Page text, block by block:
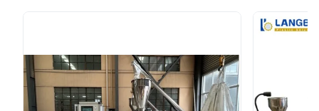
ー構成特徴および性能。それらはあります 高いmalecular
理および化学produtsで広く、特に使用されて。 PPのPE
色のmasterbatch 3~5kg/hhasが付いている小型研究室試
験機械双生児ねじ押出機のペレタイジングを施すライン多
100%
0